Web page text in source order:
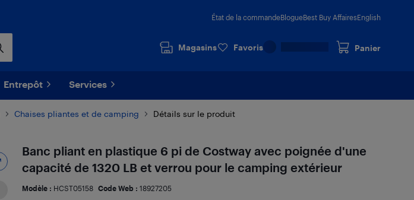
État de la commandeBlogueBest Buy AffairesEnglish
Magasins Favoris Panier
Entrepôt Services
Chaises pliantes et de camping Détails sur le produit
Banc pliant en plastique 6 pi de Costway avec poignée d'une
capacité de 1320 LB et verrou pour le camping extérieur
Modèle : HCST05158 Code Web : 18927205